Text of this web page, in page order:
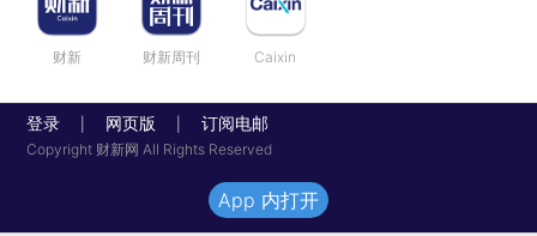
财新 财新周刊 Caixin
登录 网页版 订阅电邮
Copyright 财新网 All Rights Reserved
App 内打开